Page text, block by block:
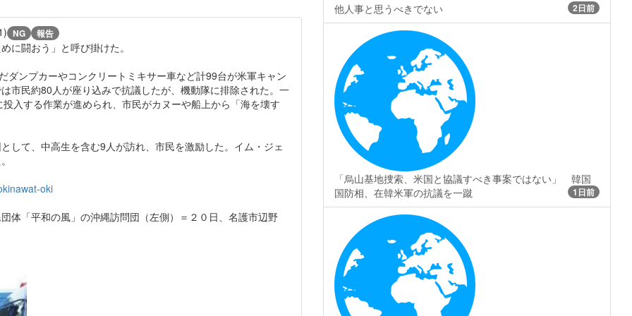
NG 報告
に闘おう」と呼び掛けた。
ンプカーやコンクリートミキサー車など計99台が米軍キャン
市民約80人が座り込みで抗議したが、機動隊に排除された。一
入する作業が進められ、市民がカヌーや船上から「海を壊す
て、中高生を含む9人が訪れ、市民を激励した。イム・ジェ
oki
体「平和の風」の沖縄訪問団（左側）＝２０日、名護市辺野
他人事と思うべきでない
2日前
「烏山基地捜索、米国と協議すべき事案ではない」 韓国
国防相、在韓米軍の抗議を一蹴
1日前